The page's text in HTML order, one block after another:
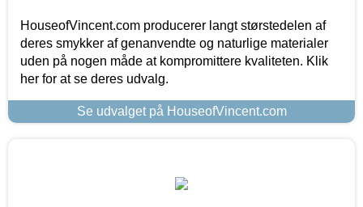
HouseofVincent.com producerer langt størstedelen af
deres smykker af genanvendte og naturlige materialer
uden på nogen måde at kompromittere kvaliteten. Klik
her for at se deres udvalg.
Se udvalget på HouseofVincent.com